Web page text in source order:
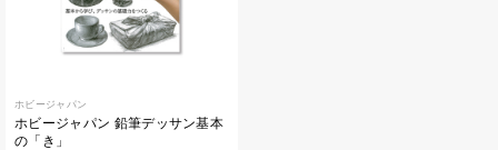
ホビージャパン
ホビージャパン 鉛筆デッサン基本
の「き」